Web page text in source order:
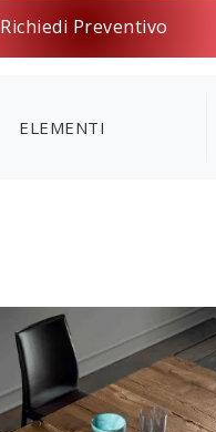
Richiedi Preventivo
ELEMENTI